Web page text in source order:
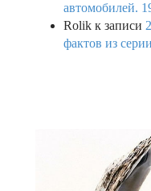
автомобилей.
Rolik к записи
фактов из